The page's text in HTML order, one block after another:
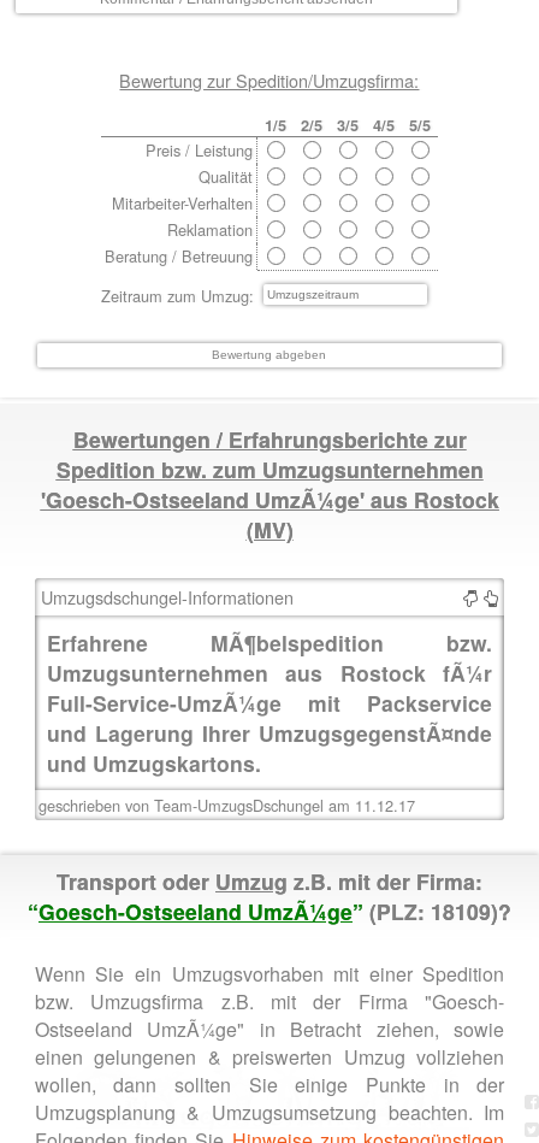
Bewertung zur Spedition/Umzugsfirma:
1/5 2/5 3/5 4/5 5/5
Zeitraum zum Umzug:
Preis / Leistung
Qualität
Mitarbeiter-Verhalten
Reklamation
Beratung / Betreuung
Bewertungen / Erfahrungsberichte zur
Spedition bzw. zum Umzugsunternehmen
'Goesch-Ostseeland UmzÃ¼ge' aus Rostock
(MV)
Umzugsdschungel-Informationen
Erfahrene MÃ¶belspedition bzw.
Umzugsunternehmen aus Rostock fÃ¼r
Full-Service-UmzÃ¼ge mit Packservice
und Lagerung Ihrer UmzugsgegenstÃ¤nde
und Umzugskartons.
geschrieben von Team-UmzugsDschungel am 11.12.17
Transport oder Umzug z.B. mit der Firma:
“Goesch-Ostseeland UmzÃ¼ge” (PLZ: 18109)?
Wenn Sie ein Umzugsvorhaben mit einer Spedition
bzw. Umzugsfirma z.B. mit der Firma "Goesch-
Ostseeland UmzÃ¼ge" in Betracht ziehen, sowie
einen gelungenen & preiswerten Umzug vollziehen
wollen, dann sollten Sie einige Punkte in der
Umzugsplanung & Umzugsumsetzung beachten. Im